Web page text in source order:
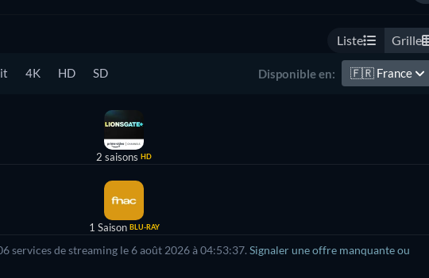
Liste Grille
4K HD SD Disponible en: 🇫🇷 France
2 saisons HD
1 Saison BLU-RAY
services de streaming le 6 août 2026 à 04:53:37. Signaler une offre manquante ou